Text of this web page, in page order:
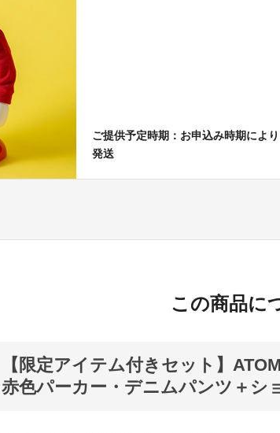
ご提供予定時期：お申込み時期によ
発送
この商品に
【限定アイテム付きセット】
赤色パーカー・デニムパンツ＋シ